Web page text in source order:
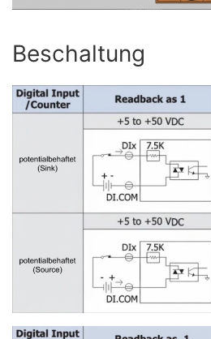
Beschaltung